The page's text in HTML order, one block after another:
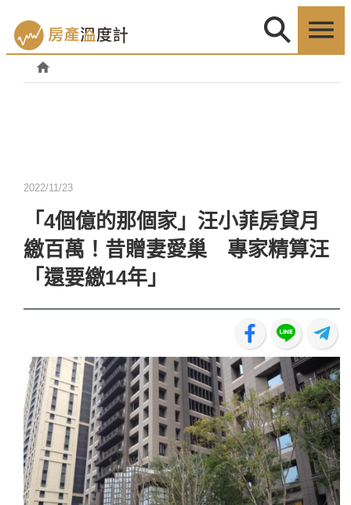
2022/11/23
「4個億的那個家」汪小菲房貸月
繳百萬！昔贈妻愛巢 專家精算汪
「還要繳14年」